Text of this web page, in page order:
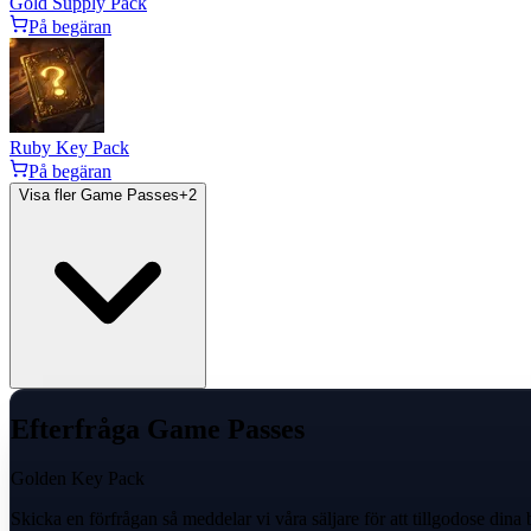
På begäran
Ruby Key Pack
På begäran
Visa fler Game Passes+2
Efterfråga Game Passes
Golden Key Pack
Skicka en förfrågan så meddelar vi våra säljare för att tillgodose dina